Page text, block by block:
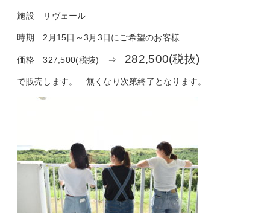
施設 リヴェール
時期 2月15日～3月3日にご希望のお客様
価格 327,500(税抜) ⇒ 282,500(税抜)
で販売します。 無くなり次第終了となります。